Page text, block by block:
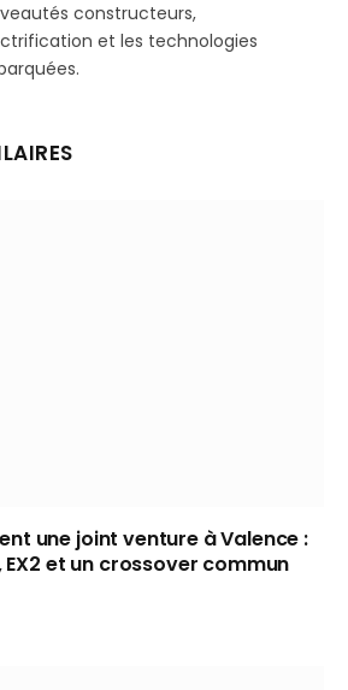
constructeurs,
et les technologies
une joint venture à Valence :
et un crossover commun